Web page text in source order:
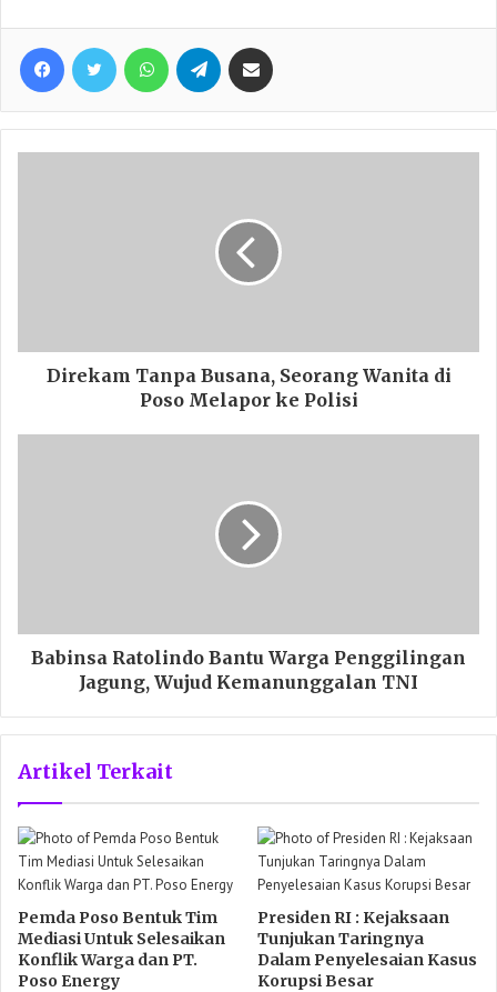
Facebook Twitter WhatsApp Telegram
Direkam Tanpa Busana, Seorang Wanita di
Poso Melapor ke Polisi
Babinsa Ratolindo Bantu Warga Penggilingan
Jagung, Wujud Kemanunggalan TNI
Artikel Terkait
Pemda Poso Bentuk Tim
Mediasi Untuk Selesaikan
Konflik Warga dan PT.
Poso Energy
Presiden RI : Kejaksaan
Tunjukan Taringnya
Dalam Penyelesaian Kasus
Korupsi Besar